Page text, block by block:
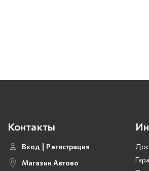
Контакты
Вход
Регистрация
Магазин Автово